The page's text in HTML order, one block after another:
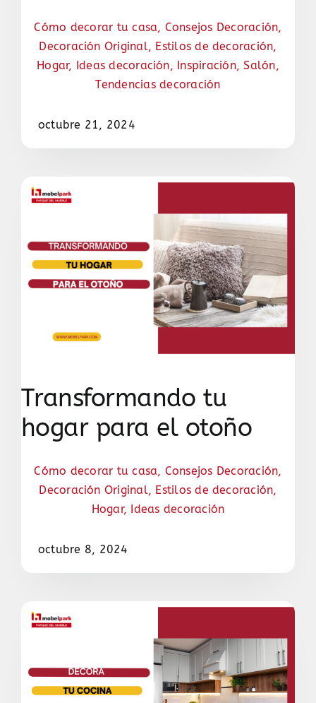
Cómo decorar tu casa, Consejos Decoración,
Decoración Original, Estilos de decoración,
Hogar, Ideas decoración, Inspiración,Salón,
Tendencias decoración
octubre 21, 2024
Transformando tu
hogar para el otoño
Cómo decorar tu casa, Consejos Decoración,
Decoración Original, Estilos de decoración,
Hogar, Ideas decoración
octubre 8, 2024